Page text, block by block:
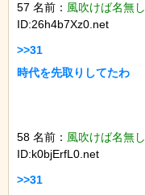
57 名前： 風吹けば名無し
ID:26h4b7Xz0.net
>>31
時代を先取りしてたわ
58 名前： 風吹けば名無し
ID:k0bjErfL0.net
>>31